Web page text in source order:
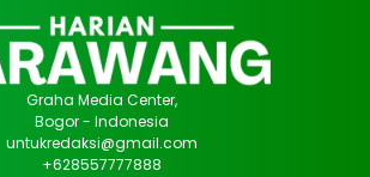
Graha Media Center,
Bogor - Indonesia
untukredaksi@gmail.com
+628557777888